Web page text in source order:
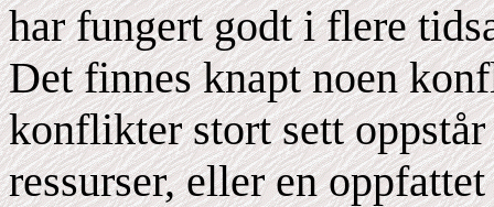
har fungert godt i flere
Det finnes knapt noen
konflikter stort sett
ressurser, eller en